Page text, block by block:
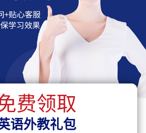
费领取
语外教礼包